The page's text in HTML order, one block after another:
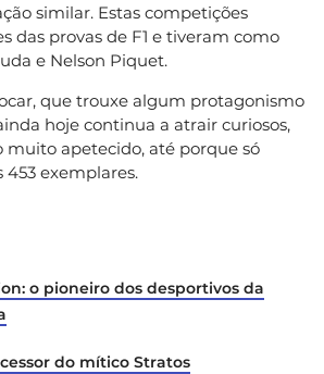
similar. Estas competições
das provas de F1 e tiveram como
e Nelson Piquet.
que trouxe algum protagonismo
hoje continua a atrair curiosos,
muito apetecido, até porque só
exemplares.
o pioneiro dos desportivos da
do mítico Stratos